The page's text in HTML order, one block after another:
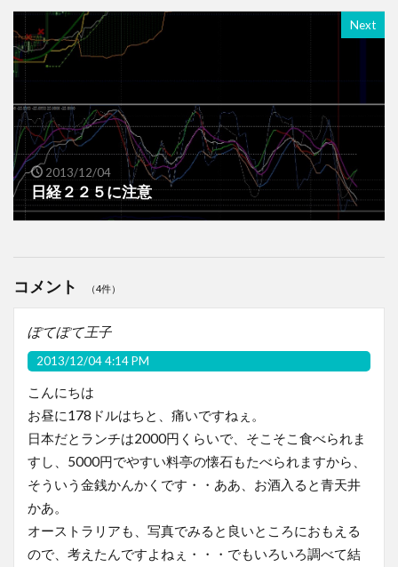
Next
2013/12/04
日経２２５に注意
コメント （4件）
ぽてぽて王子
2013/12/04 4:14 PM
こんにちは
お昼に178ドルはちと、痛いですねぇ。
日本だとランチは2000円くらいで、そこそこ食べられま
すし、5000円でやすい料亭の懐石もたべられますから、
そういう金銭かんかくです・・ああ、お酒入ると青天井
かあ。
オーストラリアも、写真でみると良いところにおもえる
ので、考えたんですよねぇ・・・でもいろいろ調べて結